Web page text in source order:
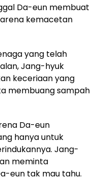
Da-eun membuat
kemacetan
yang telah
Jang-hyuk
keceriaan yang
membuang sampah
Da-eun
hanya untuk
Jang-
meminta
eun tak mau tahu.